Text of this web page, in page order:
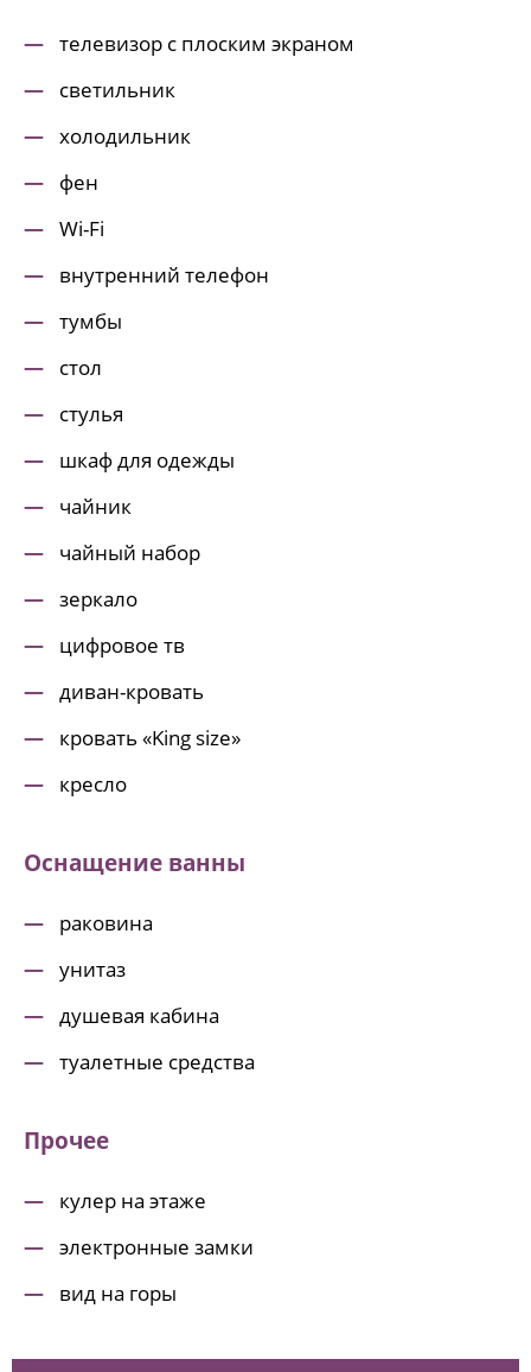
телевизор с плоским экраном
светильник
холодильник
фен
Wi-Fi
внутренний телефон
тумбы
стол
стулья
шкаф для одежды
чайник
чайный набор
зеркало
цифровое тв
диван-кровать
кровать «King size»
кресло
Оснащение ванны
раковина
унитаз
душевая кабина
туалетные средства
Прочее
кулер на этаже
электронные замки
вид на горы